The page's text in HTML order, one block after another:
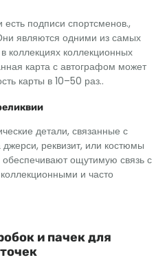
подписи спортсменов.,
являются одними из самых
коллекциях коллекционных
карта с автографом может
карты в 10–50 раз..
детали, связанные с
реквизит, или костюмы
ощутимую связь с
и часто
и пачек для